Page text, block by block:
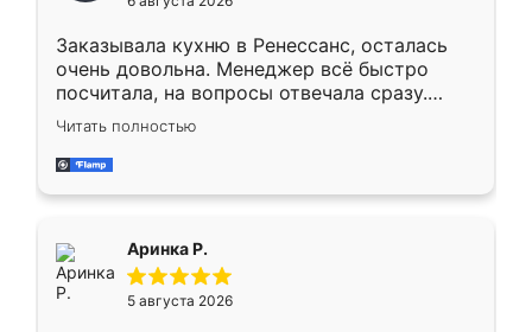
мебели буду заказывать только здесь.
Заказывала кухню в Ренессанс, осталась
очень довольна. Менеджер всё быстро
посчитала, на вопросы отвечала сразу.
Замерщик приехал в субботу, подошёл к
делу со всей ответственностью. Собрали
за день, ребята работали аккуратно, даже
Читать полностью
Аринка Р.
5 августа 2026